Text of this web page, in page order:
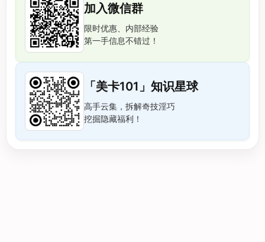
加入微信群
限时优惠、内部经验
第一手信息不错过！
「美卡101」知识星球
高手云集，拆解奇技淫巧
挖掘隐藏福利！